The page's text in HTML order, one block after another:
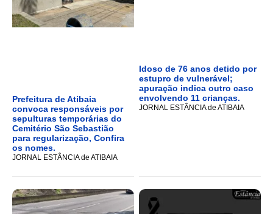
Prefeitura de Atibaia
convoca responsáveis por
sepulturas temporárias do
Cemitério São Sebastião
para regularização, Confira
os nomes.
JORNAL ESTÂNCIA de ATIBAIA
Idoso de 76 anos detido por
estupro de vulnerável;
apuração indica outro caso
envolvendo 11 crianças.
JORNAL ESTÂNCIA de ATIBAIA